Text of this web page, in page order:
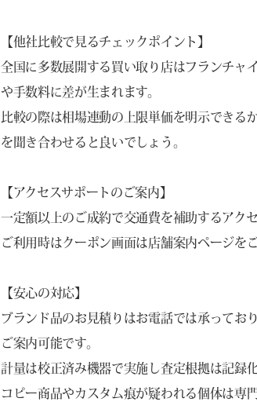
【他社比較で見るチェックポイント】
全国に多数展開する買い取り店はフランチャ
や手数料に差が生まれます。
比較の際は相場連動の上限単価を明示できる
を聞き合わせると良いでしょう。
【アクセスサポートのご案内】
一定額以上のご成約で交通費を補助するアク
ご利用時はクーポン画面は店舗案内ページを
【安心の対応】
ブランド品のお見積りはお電話では承ってお
ご案内可能です。
計量は校正済み機器で実施し査定根拠は記録
コピー商品やカスタム痕が疑われる個体は専